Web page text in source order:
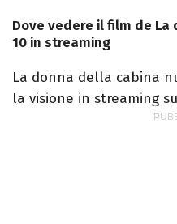
Dove vedere il film de
10 in streaming
La donna della cabina
la visione in streaming su